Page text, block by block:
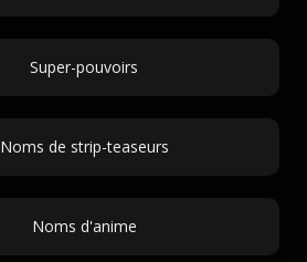
Super-pouvoirs
Noms de strip-teaseurs
Noms d'anime